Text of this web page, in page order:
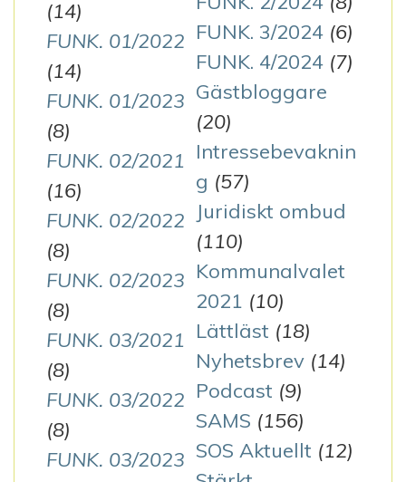
(14)
FUNK. 01/2022
(14)
FUNK. 01/2023
(8)
FUNK. 02/2021
(16)
FUNK. 02/2022
(8)
FUNK. 02/2023
(8)
FUNK. 03/2021
(8)
FUNK. 03/2022
(8)
FUNK. 03/2023
FUNK. 3/2024 (6)
FUNK. 4/2024 (7)
Gästbloggare
(20)
Intressebevaknin
g (57)
Juridiskt ombud
(110)
Kommunalvalet
2021 (10)
Lättläst (18)
Nyhetsbrev (14)
Podcast (9)
SAMS (156)
SOS Aktuellt (12)